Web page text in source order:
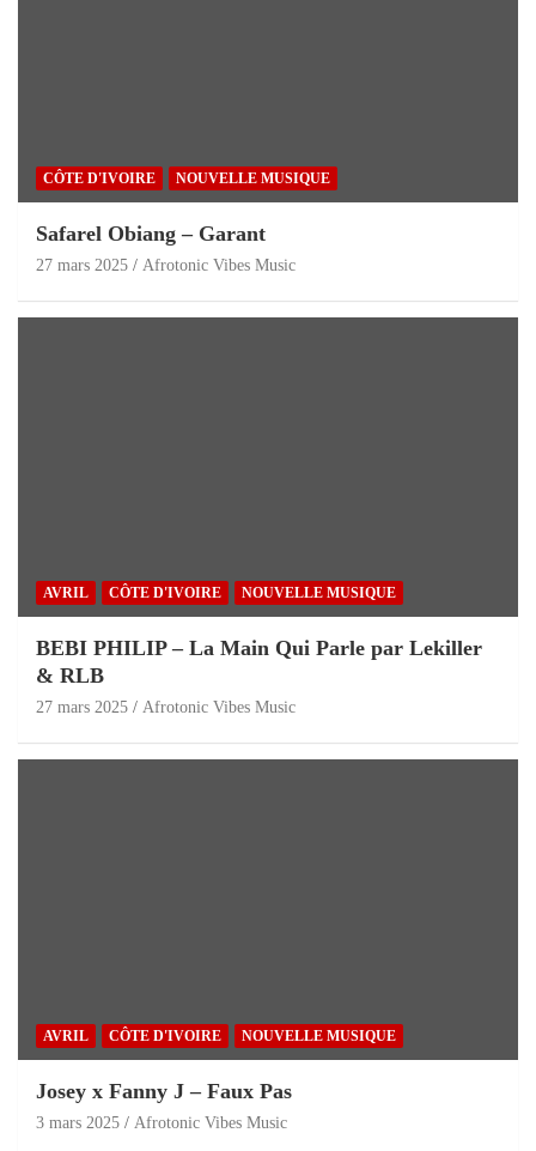
CÔTE D'IVOIRE NOUVELLE MUSIQUE
Safarel Obiang – Garant
27 mars 2025 Afrotonic Vibes Music
AVRIL CÔTE D'IVOIRE NOUVELLE MUSIQUE
BEBI PHILIP – La Main Qui Parle par Lekiller
& RLB
27 mars 2025 Afrotonic Vibes Music
AVRIL CÔTE D'IVOIRE NOUVELLE MUSIQUE
Josey x Fanny J – Faux Pas
3 mars 2025 Afrotonic Vibes Music